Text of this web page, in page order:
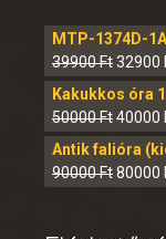
MTP-1374D-
39900Ft32900
Kakukkos óra
50000Ft40000
Antik falióra
90000Ft80000